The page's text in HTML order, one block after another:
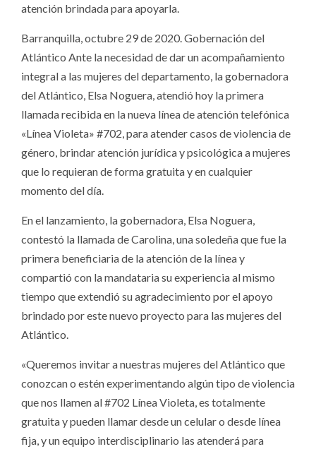
atención brindada para apoyarla.
Barranquilla, octubre 29 de 2020. Gobernación del
Atlántico Ante la necesidad de dar un acompañamiento
integral a las mujeres del departamento, la gobernadora
del Atlántico, Elsa Noguera, atendió hoy la primera
llamada recibida en la nueva línea de atención telefónica
«Línea Violeta» #702, para atender casos de violencia de
género, brindar atención jurídica y psicológica a mujeres
que lo requieran de forma gratuita y en cualquier
momento del día.
En el lanzamiento, la gobernadora, Elsa Noguera,
contestó la llamada de Carolina, una soledeña que fue la
primera beneficiaria de la atención de la línea y
compartió con la mandataria su experiencia al mismo
tiempo que extendió su agradecimiento por el apoyo
brindado por este nuevo proyecto para las mujeres del
Atlántico.
«Queremos invitar a nuestras mujeres del Atlántico que
conozcan o estén experimentando algún tipo de violencia
que nos llamen al #702 Línea Violeta, es totalmente
gratuita y pueden llamar desde un celular o desde línea
fija, y un equipo interdisciplinario las atenderá para